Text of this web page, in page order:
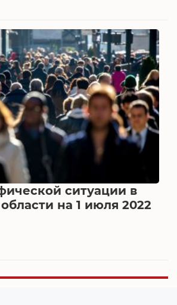
ситуации в
на 1 июля 2022